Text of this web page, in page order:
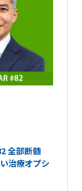
全部断髄
治療オプシ